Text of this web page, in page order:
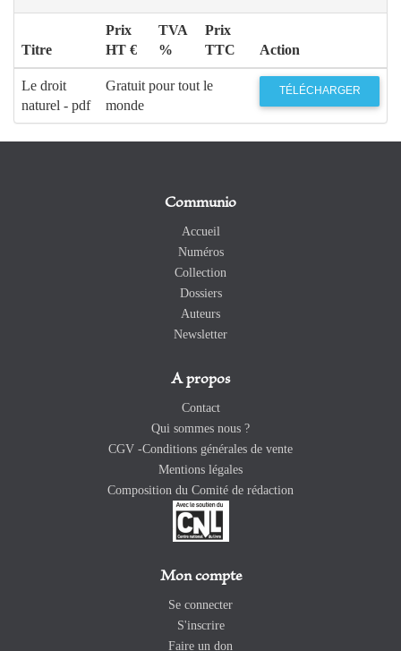
Titre
Prix
HT €
TVA
%
Prix
TTC
Action
Le droit
naturel - pdf
Gratuit pour tout le
monde
TÉLÉCHARGER
Communio
Accueil
Numéros
Collection
Dossiers
Auteurs
Newsletter
A propos
Contact
Qui sommes nous ?
CGV -Conditions générales de vente
Mentions légales
Composition du Comité de rédaction
Mon compte
Se connecter
S'inscrire
Faire un don